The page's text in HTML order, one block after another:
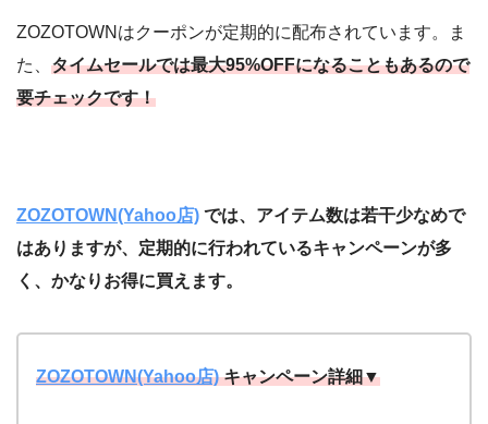
ZOZOTOWNはクーポンが定期的に配布されています。ま
た、 タイムセールでは最大95%OFFになることもあるので
要チェックです！
ZOZOTOWN(Yahoo店) では、アイテム数は若干少なめで
はありますが、定期的に行われているキャンペーンが多
く、かなりお得に買えます。
ZOZOTOWN(Yahoo店)キャンペーン詳細▼